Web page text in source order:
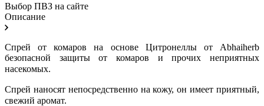
Выбор ПВЗ на сайте
Описание
Спрей от комаров на основе Цитронеллы от Abhaiherb
безопасной защиты от комаров и прочих неприятных
насекомых.
Спрей наносят непосредственно на кожу, он имеет приятный,
свежий аромат.